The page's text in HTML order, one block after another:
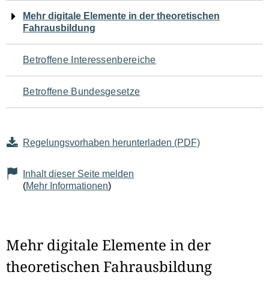
Navigation
für
den
Seiteninhalt
Mehr digitale Elemente in der theoretischen
Fahrausbildung
Betroffene Interessenbereiche
Betroffene Bundesgesetze
Regelungsvorhaben herunterladen (PDF)
Inhalt dieser Seite melden
(Mehr Informationen)
Mehr digitale Elemente in der
theoretischen Fahrausbildung